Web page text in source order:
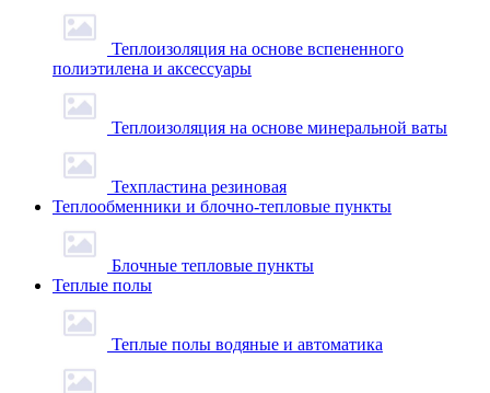
Теплоизоляция на основе вспененного
полиэтилена и аксессуары
Теплоизоляция на основе минеральной ваты
Техпластина резиновая
Теплообменники и блочно-тепловые пункты
Блочные тепловые пункты
Теплые полы
Теплые полы водяные и автоматика